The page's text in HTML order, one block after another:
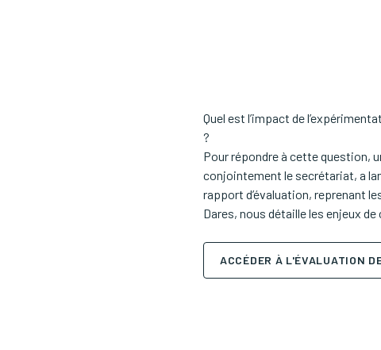
Quel est l’impact de
?
Pour répondre à cette question,
conjointement le secrétariat, a
rapport d’évaluation, reprenant
Dares, nous détaille les enjeux
ACCÉDER À L'ÉVALUATION